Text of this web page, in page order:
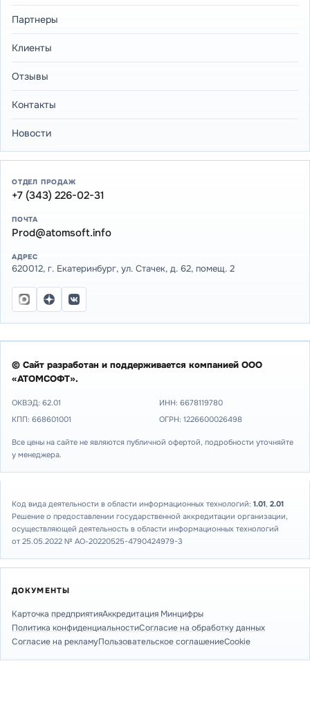
Партнеры
Клиенты
Отзывы
Контакты
Новости
ОТДЕЛ ПРОДАЖ
+7 (343) 226-02-31
ПОЧТА
Prod@atomsoft.info
АДРЕС
620012, г. Екатеринбург, ул. Стачек, д. 62, помещ. 2
© Сайт разработан и поддерживается компанией ООО
«АТОМСОФТ».
ОКВЭД: 62.01 ИНН: 6678119780
КПП: 668601001
ОГРН: 1226600026498
Все цены на сайте не являются публичной офертой, подробности уточняйте
у менеджера.
Код вида деятельности в области информационных технологий: 1.01, 2.01
Решение о предоставлении государственной аккредитации организации,
осуществляющей деятельность в области информационных технологий
от 25.05.2022 № АО-20220525-4790424979-3
ДОКУМЕНТЫ
Карточка предприятияАккредитация Минцифры
Политика конфиденциальностиСогласие на обработку данных
Согласие на рекламуПользовательское соглашениеCookie